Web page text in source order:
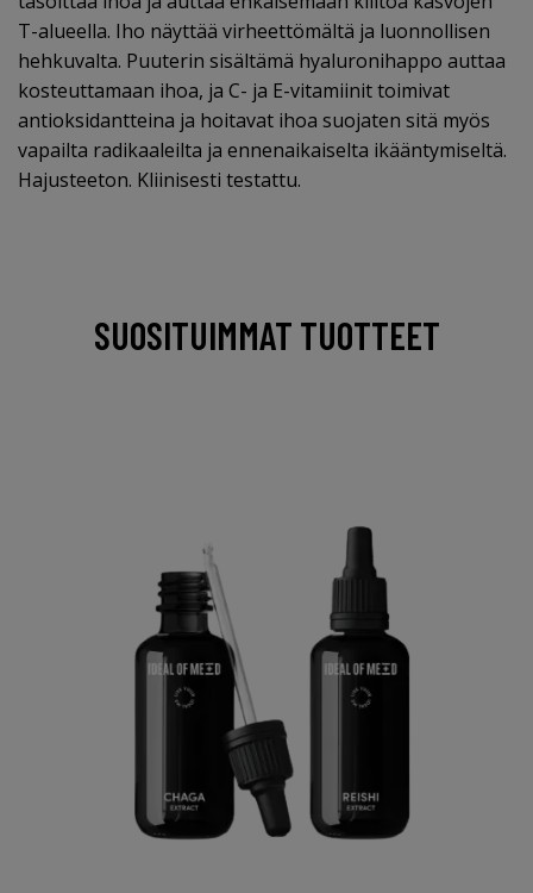
T-alueella. Iho näyttää virheettömältä ja luonnollisen
hehkuvalta. Puuterin sisältämä hyaluronihappo auttaa
kosteuttamaan ihoa, ja C- ja E-vitamiinit toimivat
antioksidantteina ja hoitavat ihoa suojaten sitä myös
vapailta radikaaleilta ja ennenaikaiselta ikääntymiseltä.
Hajusteeton. Kliinisesti testattu.
SUOSITUIMMAT TUOTTEET